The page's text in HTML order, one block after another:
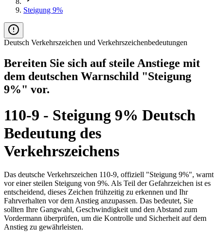
Steigung 9%
Deutsch Verkehrszeichen und Verkehrszeichenbedeutungen
Bereiten Sie sich auf steile Anstiege mit
dem deutschen Warnschild "Steigung
9%" vor.
110-9 - Steigung 9% Deutsch
Bedeutung des
Verkehrszeichens
Das deutsche Verkehrszeichen 110-9, offiziell "Steigung 9%", warnt
vor einer steilen Steigung von 9%. Als Teil der Gefahrzeichen ist es
entscheidend, dieses Zeichen frühzeitig zu erkennen und Ihr
Fahrverhalten vor dem Anstieg anzupassen. Das bedeutet, Sie
sollten Ihre Gangwahl, Geschwindigkeit und den Abstand zum
Vordermann überprüfen, um die Kontrolle und Sicherheit auf dem
Anstieg zu gewährleisten.